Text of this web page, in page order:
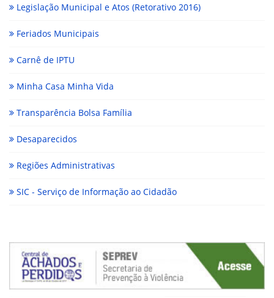
Legislação Municipal e Atos (Retorativo 2016)
Feriados Municipais
Carnê de IPTU
Minha Casa Minha Vida
Transparência Bolsa Família
Desaparecidos
Regiões Administrativas
SIC - Serviço de Informação ao Cidadão